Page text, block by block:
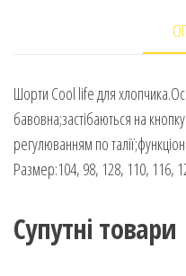
Шорти Cool life для
бавовна;застібаються на
регулюванням по
Размер:104, 98, 128, 110, 116,
Супутні товари